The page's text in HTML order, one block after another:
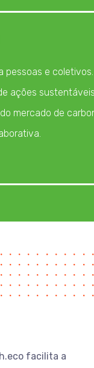
pessoas e coletivos.
ações
mercado de
facilita a